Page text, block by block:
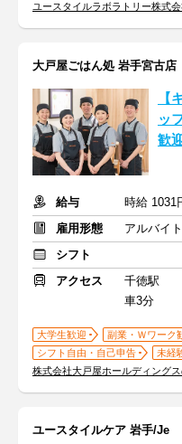
ユースタイルラボラトリー株式
大戸屋ごはん処 岩手宮古店
【
ッ
歓
給与
時給 1031
雇用形態
アルバイ
シフト
アクセス
千徳駅
車3分
大学生歓迎 副業・Ｗワーク
シフト自由・自己申告
未経
株式会社大戸屋ホールディング
ユースタイルケア 岩手/Je